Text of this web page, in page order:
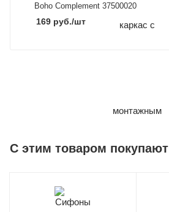
Boho Complement 37500020
169руб./шт
C этим товаром покупают